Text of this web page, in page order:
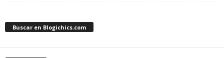
Buscar en Blogichics.com